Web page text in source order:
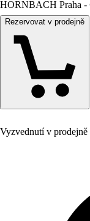
HORNBACH Praha -
Rezervovat v prodejně
Vyzvednutí v prodejně